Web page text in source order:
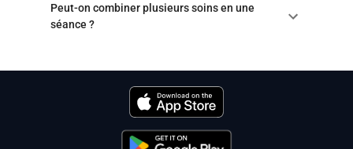
Peut-on combiner plusieurs soins en une
séance ?